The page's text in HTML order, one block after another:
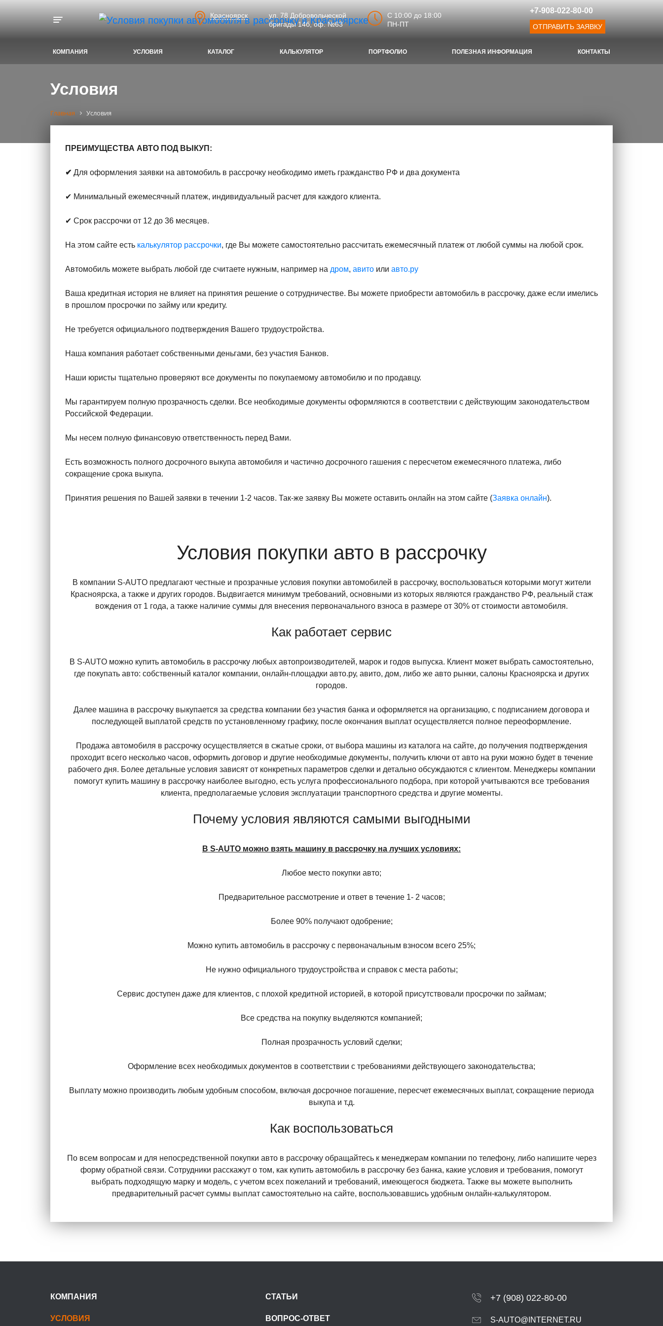
Toggle navigation
Красноярск
ул. 78 Добровольческой
бригады 14б, оф. №63
C 10:00 до 18:00
ПН-ПТ
+7-908-022-80-00
ОТПРАВИТЬ ЗАЯВКУ
КОМПАНИЯ УСЛОВИЯ КАТАЛОГ КАЛЬКУЛЯТОР ПОРТФОЛИО ПОЛЕЗНАЯ ИНФОРМАЦИЯ КОНТАКТЫ
Условия
Главная Условия
ПРЕИМУЩЕСТВА АВТО ПОД ВЫКУП:
✔ Для оформления заявки на автомобиль в рассрочку необходимо иметь гражданство РФ и два документа
✔ Минимальный ежемесячный платеж, индивидуальный расчет для каждого клиента.
✔ Срок рассрочки от 12 до 36 месяцев.
На этом сайте есть калькулятор рассрочки, где Вы можете самостоятельно рассчитать ежемесячный платеж от любой суммы на любой срок.
Автомобиль можете выбрать любой где считаете нужным, например на дром, авито или авто.ру
Ваша кредитная история не влияет на принятия решение о сотрудничестве. Вы можете приобрести автомобиль в рассрочку, даже если имелись
в прошлом просрочки по займу или кредиту.
Не требуется официального подтверждения Вашего трудоустройства.
Наша компания работает собственными деньгами, без участия Банков.
Наши юристы тщательно проверяют все документы по покупаемому автомобилю и по продавцу.
Мы гарантируем полную прозрачность сделки. Все необходимые документы оформляются в соответствии с действующим законодательством
Российской Федерации.
Мы несем полную финансовую ответственность перед Вами.
Есть возможность полного досрочного выкупа автомобиля и частично досрочного гашения с пересчетом ежемесячного платежа, либо
сокращение срока выкупа.
Принятия решения по Вашей заявки в течении 1-2 часов. Так-же заявку Вы можете оставить онлайн на этом сайте (Заявка онлайн).
Условия покупки авто в рассрочку
В компании S-AUTO предлагают честные и прозрачные условия покупки автомобилей в рассрочку, воспользоваться которыми могут жители
Красноярска, а также и других городов. Выдвигается минимум требований, основными из которых являются гражданство РФ, реальный стаж
вождения от 1 года, а также наличие суммы для внесения первоначального взноса в размере от 30% от стоимости автомобиля.
Как работает сервис
В S-AUTO можно купить автомобиль в рассрочку любых автопроизводителей, марок и годов выпуска. Клиент может выбрать самостоятельно,
где покупать авто: собственный каталог компании, онлайн-площадки авто.ру, авито, дом, либо же авто рынки, салоны Красноярска и других
городов.
Далее машина в рассрочку выкупается за средства компании без участия банка и оформляется на организацию, с подписанием договора и
последующей выплатой средств по установленному графику, после окончания выплат осуществляется полное переоформление.
Продажа автомобиля в рассрочку осуществляется в сжатые сроки, от выбора машины из каталога на сайте, до получения подтверждения
проходит всего несколько часов, оформить договор и другие необходимые документы, получить ключи от авто на руки можно будет в течение
рабочего дня. Более детальные условия зависят от конкретных параметров сделки и детально обсуждаются с клиентом. Менеджеры компании
помогут купить машину в рассрочку наиболее выгодно, есть услуга профессионального подбора, при которой учитываются все требования
клиента, предполагаемые условия эксплуатации транспортного средства и другие моменты.
Почему условия являются самыми выгодными
В S-AUTO можно взять машину в рассрочку на лучших условиях:
Любое место покупки авто;
Предварительное рассмотрение и ответ в течение 1- 2 часов;
Более 90% получают одобрение;
Можно купить автомобиль в рассрочку с первоначальным взносом всего 25%;
Не нужно официального трудоустройства и справок с места работы;
Сервис доступен даже для клиентов, с плохой кредитной историей, в которой присутствовали просрочки по займам;
Все средства на покупку выделяются компанией;
Полная прозрачность условий сделки;
Оформление всех необходимых документов в соответствии с требованиями действующего законодательства;
Выплату можно производить любым удобным способом, включая досрочное погашение, пересчет ежемесячных выплат, сокращение периода
выкупа и т.д.
Как воспользоваться
По всем вопросам и для непосредственной покупки авто в рассрочку обращайтесь к менеджерам компании по телефону, либо напишите через
форму обратной связи. Сотрудники расскажут о том, как купить автомобиль в рассрочку без банка, какие условия и требования, помогут
выбрать подходящую марку и модель, с учетом всех пожеланий и требований, имеющегося бюджета. Также вы можете выполнить
предварительный расчет суммы выплат самостоятельно на сайте, воспользовавшись удобным онлайн-калькулятором.
КОМПАНИЯ
УСЛОВИЯ
СТАТЬИ
ВОПРОС-ОТВЕТ
+7 (908) 022-80-00
S-AUTO@INTERNET.RU